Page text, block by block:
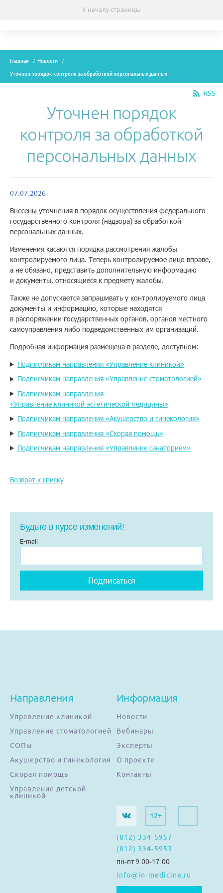
Эксперты
Новости
Рекламодателям
О проекте
Контакты
Заказать звонок
Тарифы
Подписка
Кабинет
Корзина 4
Главная Новости
Уточнен порядок контроля за обработкой персональных данных
RSS
Уточнен порядок
контроля за обработкой
персональных данных
07.07.2026
Внесены уточнения в порядок осуществления федерального
государственного контроля (надзора) за обработкой
персональных данных.
Изменения касаются порядка рассмотрения жалобы
контролируемого лица. Теперь контролируемое лицо вправе,
а не обязано, представить дополнительную информацию
и документы, относящиеся к предмету жалобы.
Также не допускается запрашивать у контролируемого лица
документы и информацию, которые находятся
в распоряжении государственных органов, органов местного
самоуправления либо подведомственных им организаций.
Подробная информация размещена в разделе, доступном:
Подписчикам направления «Управление клиникой»
Подписчикам направления «Управление стоматологией»
Подписчикам направления
«Управление клиникой эстетической медицины»
Подписчикам направления «Акушерство и гинекология»
Подписчикам направления «Скорая помощь»
Подписчикам направления «Управление санаторием»
Возврат к списку
Будьте в курсе изменений!
E-mail
Направления
Управление клиникой
Управление стоматологией
СОПы
Акушерство и гинекология
Скорая помощь
Управление детской
клиникой
Информация
Новости
Вебинары
Эксперты
О проекте
Контакты
12+
(812) 334-5957
(812) 334-5953
пн-пт 9:00-17:00
info@in-medicine.ru
К началу страницы